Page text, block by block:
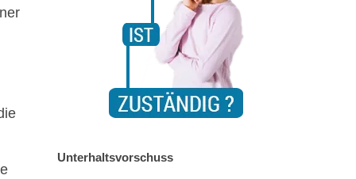
Unterhaltsvorschuss